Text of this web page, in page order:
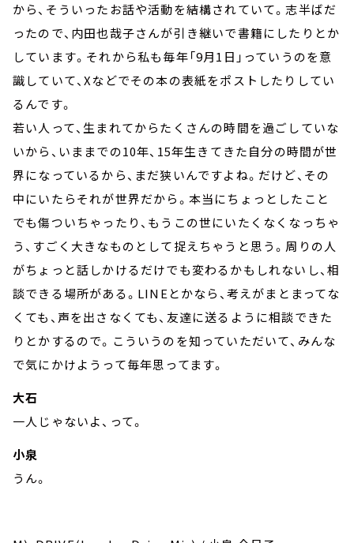
から、そういったお話や活動を結構されていて。志半ばだ
ったので、内田也哉子さんが引き継いで書籍にしたりとか
しています。それから私も毎年「9月1日」っていうのを意
識していて、Xなどでその本の表紙をポストしたりしてい
るんです。
若い人って、生まれてからたくさんの時間を過ごしていな
いから、いままでの10年、15年生きてきた自分の時間が世
界になっているから、まだ狭いんですよね。だけど、その
中にいたらそれが世界だから。本当にちょっとしたこと
でも傷ついちゃったり、もうこの世にいたくなくなっちゃ
う、すごく大きなものとして捉えちゃうと思う。周りの人
がちょっと話しかけるだけでも変わるかもしれないし、相
談できる場所がある。LINEとかなら、考えがまとまってな
くても、声を出さなくても、友達に送るように相談できた
りとかするので。こういうのを知っていただいて、みんな
で気にかけようって毎年思ってます。
大石
一人じゃないよ、って。
小泉
うん。